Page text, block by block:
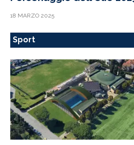
18 MARZO 2025
Sport